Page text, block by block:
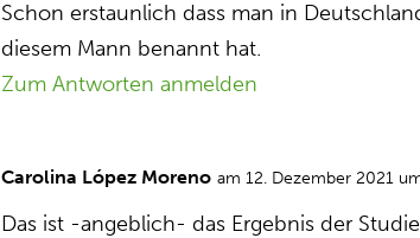
Schon erstaunlich dass man in
diesem Mann benannt hat.
Zum Antworten anmelden
Carolina López Moreno am 12. Dezember 2021
Das ist -angeblich- das Ergebnis der